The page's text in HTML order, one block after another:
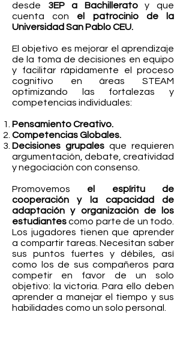
desde 3EP a Bachilleratoy que
cuenta con el patrocinio de la
Universidad San Pablo CEU.
El objetivo es mejorar el aprendizaje
de la toma de decisiones en equipo
y facilitar rápidamente el proceso
cognitivo en áreas STEAM
optimizando las fortalezas y
competencias individuales:
Pensamiento Creativo.
Competencias Globales.
Decisiones grupales que requieren
argumentación, debate, creatividad
y negociación con consenso.
Promovemos el espíritu de
cooperación y la capacidad de
adaptación y organización de los
estudiantescomo parte de un todo.
Los jugadores tienen que aprender
a compartir tareas. Necesitan saber
sus puntos fuertes y débiles, así
como los de sus compañeros para
competir en favor de un solo
objetivo: la victoria. Para ello deben
aprender a manejar el tiempo y sus
habilidades como un solo personal.